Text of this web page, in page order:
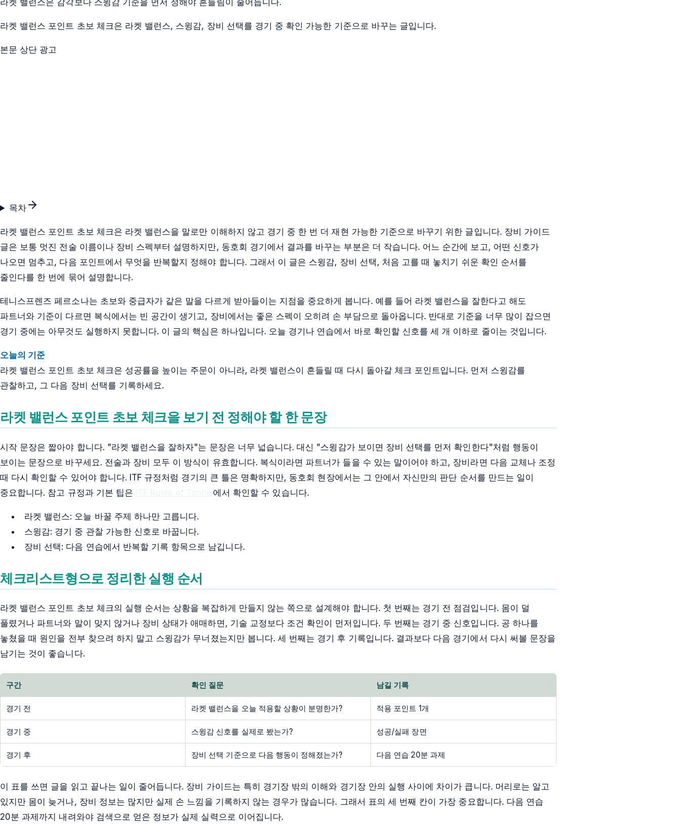
라켓 밸런스은 감각보다 스윙감 기준을 먼저 정해야 흔들림이 줄어듭니다.
라켓 밸런스 포인트 초보 체크은 라켓 밸런스, 스윙감, 장비 선택를 경기 중 확인 가능한 기준으로 바꾸는 글입니다.
본문 상단 광고
목차
라켓 밸런스 포인트 초보 체크은 라켓 밸런스을 말로만 이해하지 않고 경기 중 한 번 더 재현 가능한 기준으로 바꾸기 위한 글입니다. 장비 가이드
글은 보통 멋진 전술 이름이나 장비 스펙부터 설명하지만, 동호회 경기에서 결과를 바꾸는 부분은 더 작습니다. 어느 순간에 보고, 어떤 신호가
나오면 멈추고, 다음 포인트에서 무엇을 반복할지 정해야 합니다. 그래서 이 글은 스윙감, 장비 선택, 처음 고를 때 놓치기 쉬운 확인 순서를
줄인다를 한 번에 묶어 설명합니다.
테니스프렌즈 페르소나는 초보와 중급자가 같은 말을 다르게 받아들이는 지점을 중요하게 봅니다. 예를 들어 라켓 밸런스을 잘한다고 해도
파트너와 기준이 다르면 복식에서는 빈 공간이 생기고, 장비에서는 좋은 스펙이 오히려 손 부담으로 돌아옵니다. 반대로 기준을 너무 많이 잡으면
경기 중에는 아무것도 실행하지 못합니다. 이 글의 핵심은 하나입니다. 오늘 경기나 연습에서 바로 확인할 신호를 세 개 이하로 줄이는 것입니다.
오늘의 기준
라켓 밸런스 포인트 초보 체크은 성공률을 높이는 주문이 아니라, 라켓 밸런스이 흔들릴 때 다시 돌아갈 체크 포인트입니다. 먼저 스윙감를
관찰하고, 그 다음 장비 선택를 기록하세요.
라켓 밸런스 포인트 초보 체크을 보기 전 정해야 할 한 문장
시작 문장은 짧아야 합니다. "라켓 밸런스을 잘하자"는 문장은 너무 넓습니다. 대신 "스윙감가 보이면 장비 선택를 먼저 확인한다"처럼 행동이
보이는 문장으로 바꾸세요. 전술과 장비 모두 이 방식이 유효합니다. 복식이라면 파트너가 들을 수 있는 말이어야 하고, 장비라면 다음 교체나 조정
때 다시 확인할 수 있어야 합니다. ITF 규정처럼 경기의 큰 틀은 명확하지만, 동호회 현장에서는 그 안에서 자신만의 판단 순서를 만드는 일이
중요합니다. 참고 규정과 기본 팁은
에서 확인할 수 있습니다.
라켓 밸런스: 오늘 바꿀 주제 하나만 고릅니다.
스윙감: 경기 중 관찰 가능한 신호로 바꿉니다.
장비 선택: 다음 연습에서 반복할 기록 항목으로 남깁니다.
체크리스트형으로 정리한 실행 순서
라켓 밸런스 포인트 초보 체크의 실행 순서는 상황을 복잡하게 만들지 않는 쪽으로 설계해야 합니다. 첫 번째는 경기 전 점검입니다. 몸이 덜
풀렸거나 파트너와 말이 맞지 않거나 장비 상태가 애매하면, 기술 교정보다 조건 확인이 먼저입니다. 두 번째는 경기 중 신호입니다. 공 하나를
놓쳤을 때 원인을 전부 찾으려 하지 말고 스윙감가 무너졌는지만 봅니다. 세 번째는 경기 후 기록입니다. 결과보다 다음 경기에서 다시 써볼 문장을
남기는 것이 좋습니다.
구간 확인 질문 남길 기록
경기 전 라켓 밸런스을 오늘 적용할 상황이 분명한가? 적용 포인트 1개
경기 중 스윙감 신호를 실제로 봤는가? 성공/실패 장면
경기 후 장비 선택 기준으로 다음 행동이 정해졌는가? 다음 연습 20분 과제
이 표를 쓰면 글을 읽고 끝나는 일이 줄어듭니다. 장비 가이드는 특히 경기장 밖의 이해와 경기장 안의 실행 사이에 차이가 큽니다. 머리로는 알고
있지만 몸이 늦거나, 장비 정보는 많지만 실제 손 느낌을 기록하지 않는 경우가 많습니다. 그래서 표의 세 번째 칸이 가장 중요합니다. 다음 연습
20분 과제까지 내려와야 검색으로 얻은 정보가 실제 실력으로 이어집니다.